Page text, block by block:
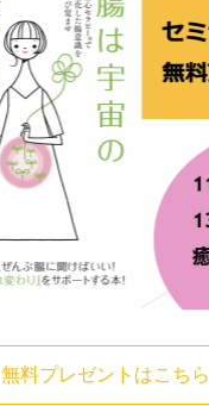
無料プレゼントはこちら